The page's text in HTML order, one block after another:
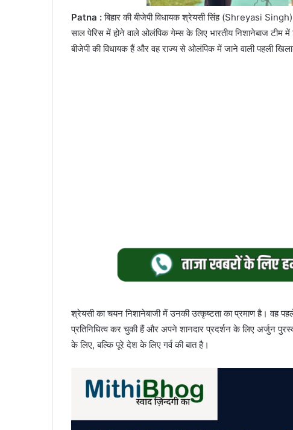
Patna :बिहार की बीजेपी विधायक श्रेयसी सिंह (Shreyasi
साल पेरिस में होने वाले ओलंपिक गेम्स के लिए भारतीय निशानेबाज टीम
बीजेपी की विधायक हैं और वह राज्य से ओलंपिक में जाने वाली पहली
श्रेयसी का चयन निशानेबाजी में उनकी उत्कृष्टता का प्रमाण है। वह
प्रतिनिधित्व कर चुकी हैं और अपने शानदार प्रदर्शन के लिए अर्जुन
के लिए, बल्कि पूरे देश के लिए गर्व की बात है।